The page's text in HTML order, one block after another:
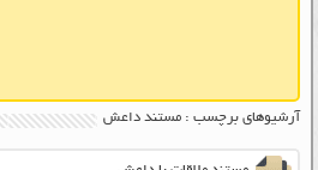
آرشیوهای برچسب : مستند داعش